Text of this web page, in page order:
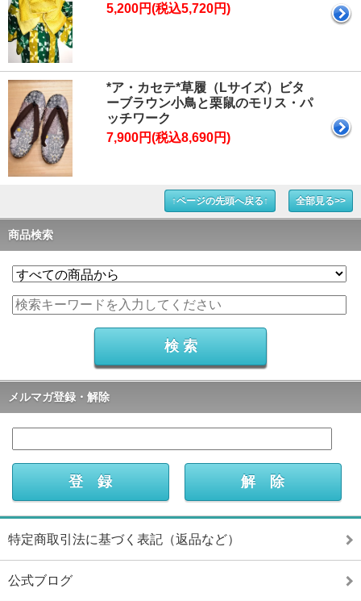
5,200円(税込5,720円)
*ア・カセテ*草履（Lサイズ）ビタ
ーブラウン小鳥と栗鼠のモリス・パ
ッチワーク
7,900円(税込8,690円)
↑ページの先頭へ戻る↑ 全部見る>>
商品検索
メルマガ登録・解除
特定商取引法に基づく表記（返品など）
公式ブログ